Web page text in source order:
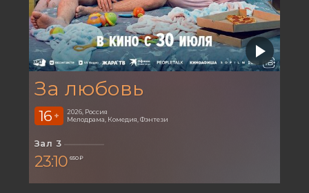
За любовь
16 +
2026, Россия
Мелодрама, Комедия, Фэнтези
Зал 3
23:10 650 ₽